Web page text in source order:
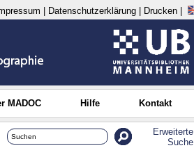
Datenschutzerklärung Drucken
MADOC Hilfe Kontakt
Erweiterte
Suche